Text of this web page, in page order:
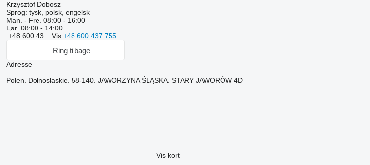
Krzysztof Dobosz
Sprog: tysk, polsk, engelsk
Man. - Fre. 08:00 - 16:00
Lør. 08:00 - 14:00
+48 600 43... Vis +48 600 437 755
Ring tilbage
Adresse
Polen, Dolnoslaskie, 58-140, JAWORZYNA ŚLĄSKA, STARY JAWORÓW 4D
Vis kort